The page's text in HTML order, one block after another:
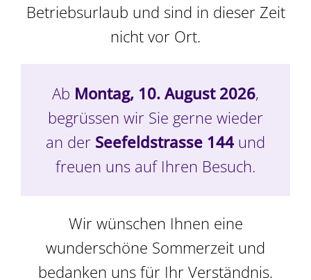
Dessertplatte, klein,
15 Stk.
CHF58.00
Betriebsurlaub und sind in dieser Zeit
nicht vor Ort.
Ab Montag, 10. August 2026,
begrüssen wir Sie gerne wieder
an der Seefeldstrasse 144 und
freuen uns auf Ihren Besuch.
Wir wünschen Ihnen eine
wunderschöne Sommerzeit und
bedanken uns für Ihr Verständnis.